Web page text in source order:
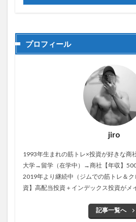
プロフィール
jiro
1993年生まれの筋トレ×投資が好きな商
大学→留学（在学中）→商社【年収】500
2019年より継続中（ジムでの筋トレ＆
資】高配当投資＋インデックス投資がメ
記事一覧へ